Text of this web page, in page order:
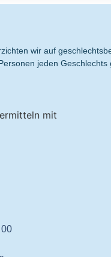
wir auf
jeden